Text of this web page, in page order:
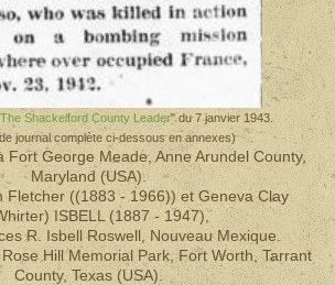
The Shackelford County Leader" du 7 janvier 1943.
journal complète ci-dessous en annexes)
Fort George Meade, Anne Arundel County,
Maryland (USA).
Fletcher ((1883 - 1966)) et Geneva Clay
ISBELL (1887 - 1947),
R. Isbell Roswell, Nouveau Mexique.
Hill Memorial Park, Fort Worth, Tarrant
County, Texas (USA).